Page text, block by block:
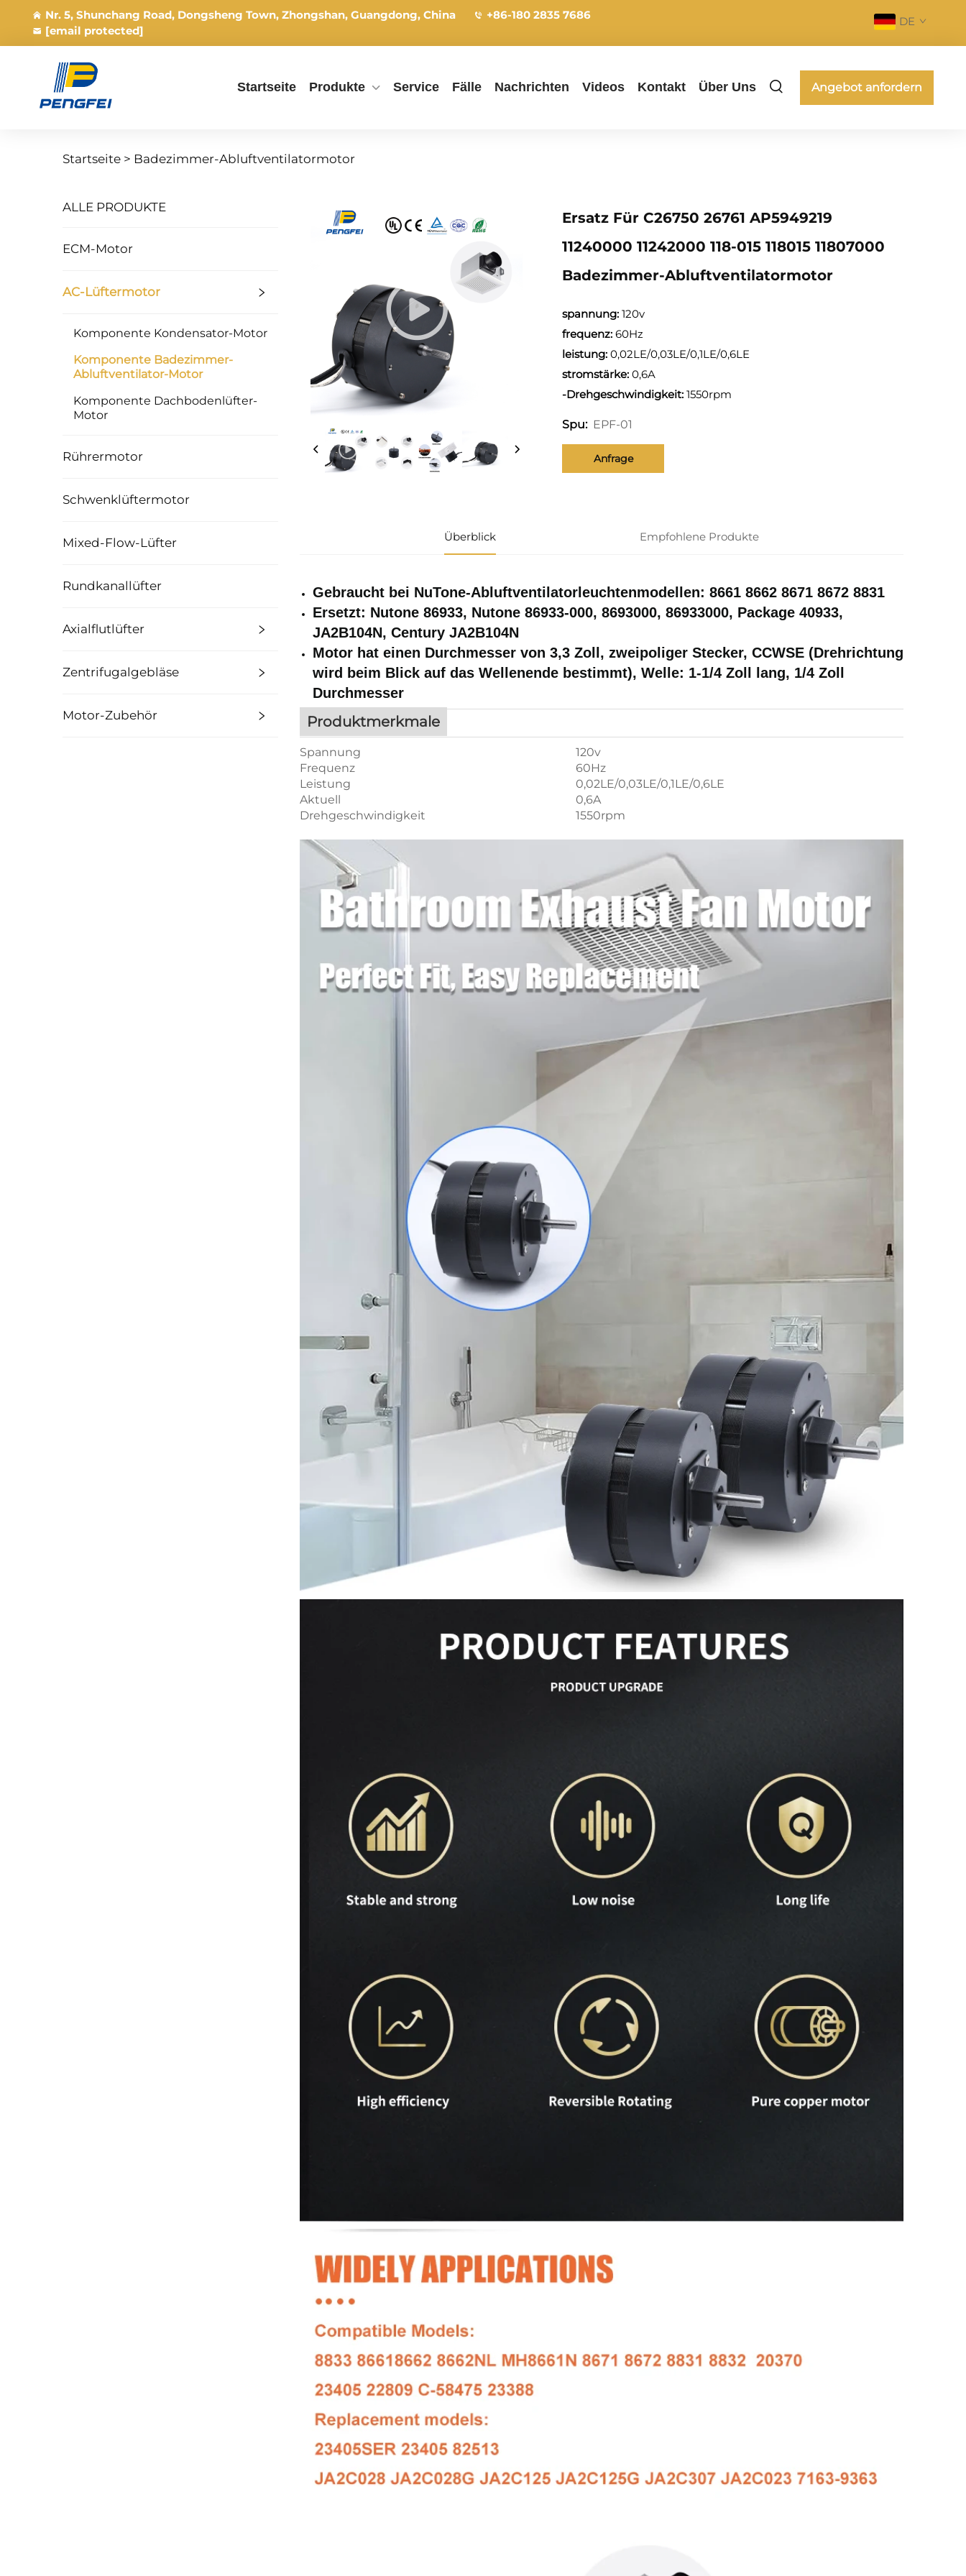
Nr. 5, Shunchang Road, Dongsheng Town, Zhongshan, Guangdong, China
+86-180 2835 7686
[email protected]
DE
Startseite Produkte Service Fälle Nachrichten Videos Kontakt Über Uns Angebot anfordern
Startseite > Badezimmer-Abluftventilatormotor
ALLE PRODUKTE
ECM-Motor
AC-Lüftermotor
Komponente Kondensator-Motor
Komponente Badezimmer-
Abluftventilator-Motor
Komponente Dachbodenlüfter-
Motor
Rührermotor
Schwenklüftermotor
Mixed-Flow-Lüfter
Rundkanallüfter
Axialflutlüfter
Zentrifugalgebläse
Motor-Zubehör
Ersatz Für C26750 26761 AP5949219
11240000 11242000 118-015 118015 11807000
Badezimmer-Abluftventilatormotor
spannung: 120v
frequenz: 60Hz
leistung: 0,02LE/0,03LE/0,1LE/0,6LE
stromstärke: 0,6A
-Drehgeschwindigkeit: 1550rpm
Spu: EPF-01
Anfrage
Überblick Empfohlene Produkte
Gebraucht bei NuTone-Abluftventilatorleuchtenmodellen: 8661 8662 8671 8672 8831
Ersetzt: Nutone 86933, Nutone 86933-000, 8693000, 86933000, Package 40933,
JA2B104N, Century JA2B104N
Motor hat einen Durchmesser von 3,3 Zoll, zweipoliger Stecker, CCWSE (Drehrichtung
wird beim Blick auf das Wellenende bestimmt), Welle: 1-1/4 Zoll lang, 1/4 Zoll
Durchmesser
Produktmerkmale
Spannung
120v
Frequenz
60Hz
Leistung
0,02LE/0,03LE/0,1LE/0,6LE
Aktuell
0,6A
Drehgeschwindigkeit
1550rpm